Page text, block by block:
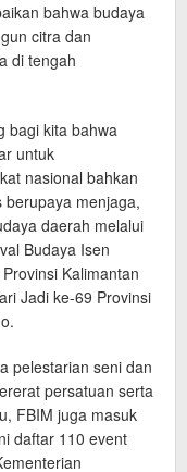
bahwa budaya
citra dan
di tengah
bagi kita bahwa
untuk
nasional bahkan
menjaga,
daerah melalui
Budaya Isen
Kalimantan
Jadi ke-69 Provinsi
pelestarian seni dan
persatuan serta
FBIM juga masuk
daftar 110 event